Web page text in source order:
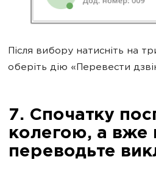
Після вибору натисніть на
оберіть дію «Перевести
7. Спочатку
колегою, а вже
переводьте